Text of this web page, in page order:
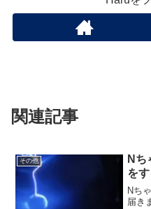
関連記事
その他
Nち
をす
Nち
届き